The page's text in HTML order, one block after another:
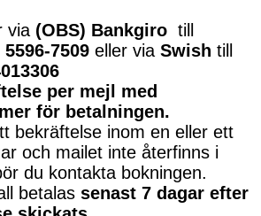
via (OBS) Bankgiro till
5596-7509 eller via Swish till
per mejl med
för betalningen.
bekräftelse inom en eller ett
och mailet inte återfinns i
du kontakta bokningen.
betalas senast 7 dagar efter